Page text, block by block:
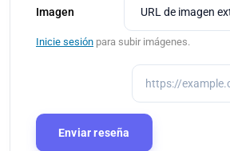
Imagen
Inicie sesión para subir imágenes.